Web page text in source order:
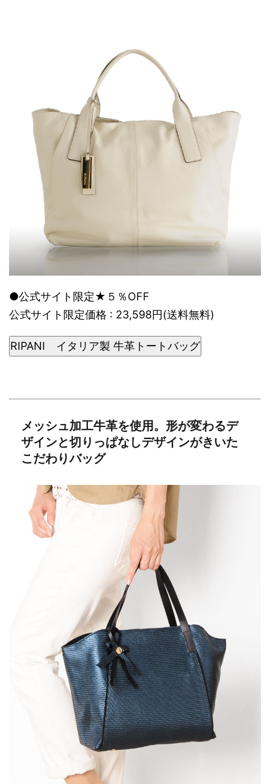
●公式サイト限定★５％OFF
公式サイト限定価格 : 23,598円(送料無料)
RIPANI イタリア製 牛革トートバッグ
メッシュ加工牛革を使用。形が変わるデ
ザインと切りっぱなしデザインがきいた
こだわりバッグ